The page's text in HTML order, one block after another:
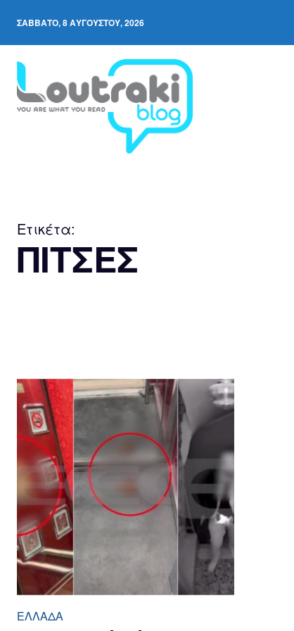
ΣΆΒΒΑΤΟ, 8 ΑΥΓΟΎΣΤΟΥ, 2026
Ετικέτα:
ΠΙΤΣΕΣ
ΕΛΛΆΔΑ